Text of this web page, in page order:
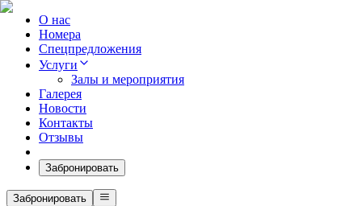
О нас
Номера
Спецпредложения
Услуги
Залы и мероприятия
Галерея
Новости
Контакты
Отзывы
Забронировать
Забронировать